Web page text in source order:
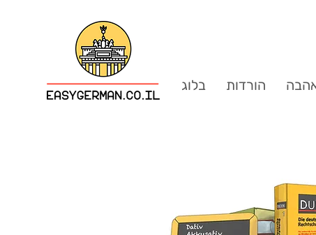
הורדות בלוג